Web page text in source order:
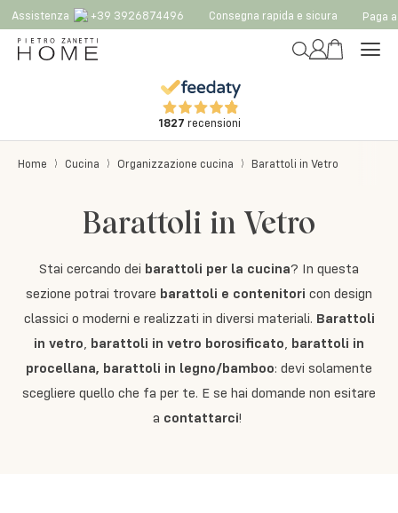
Assistenza +39 3926874496 Consegna rapida e sicura Paga a
1827 recensioni
Home Cucina Organizzazione cucina Barattoli in Vetro
Barattoli in Vetro
Stai cercando dei barattoli per la cucina? In questa
sezione potrai trovare barattoli e contenitori con design
classici o moderni e realizzati in diversi materiali. Barattoli
in vetro, barattoli in vetro borosificato, barattoli in
procellana, barattoli in legno/bamboo: devi solamente
scegliere quello che fa per te. E se hai domande non esitare
a contattarci!